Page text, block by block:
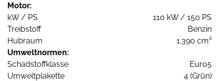
Motor:
kW / PS
110 kW / 150 PS
Treibstoff
Benzin
Hubraum
1.390 cm³
Umweltnormen:
Schadstoffklasse
Euro5
Umweltplakette
4 (Grün)